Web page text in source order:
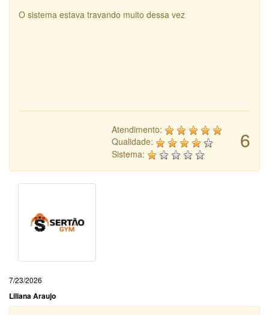
O sistema estava travando muito dessa vez
6
Atendimento:
Qualidade:
Sistema:
7/23/2026
Liliana Araujo